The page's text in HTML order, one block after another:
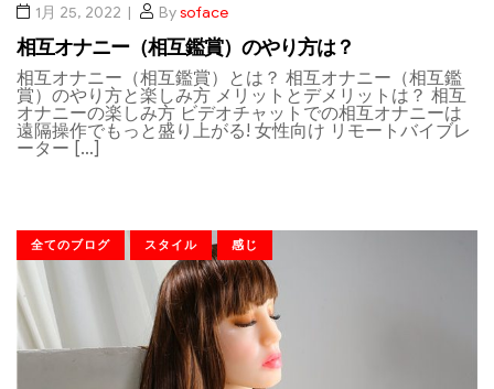
1月 25, 2022 Bysoface
相互オナニー（相互鑑賞）のやり方は？
相互オナニー（相互鑑賞）とは？ 相互オナニー（相互鑑
賞）のやり方と楽しみ方 メリットとデメリットは？ 相互
オナニーの楽しみ方 ビデオチャットでの相互オナニーは
遠隔操作でもっと盛り上がる! 女性向け リモートバイブレ
ーター […]
全てのブログ スタイル 感じ